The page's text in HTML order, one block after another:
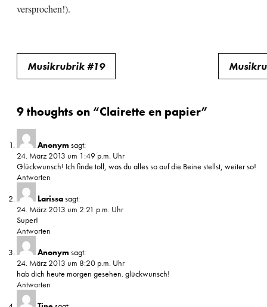
versprochen!).
Beitragsnavigation
Musikrubrik #19
9 thoughts on “Clairette en papier”
Anonym sagt:
24. März 2013 um 1:49 p.m. Uhr
Glückwunsch! Ich finde toll, was du alles so auf die Beine stellst, weiter so!
Antworten
Larissasagt:
24. März 2013 um 2:21 p.m. Uhr
Super!
Antworten
Anonym sagt:
24. März 2013 um 8:20 p.m. Uhr
hab dich heute morgen gesehen. glückwunsch!
Antworten